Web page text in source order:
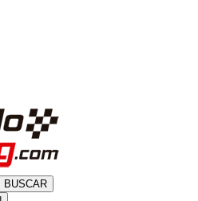
BUSCAR